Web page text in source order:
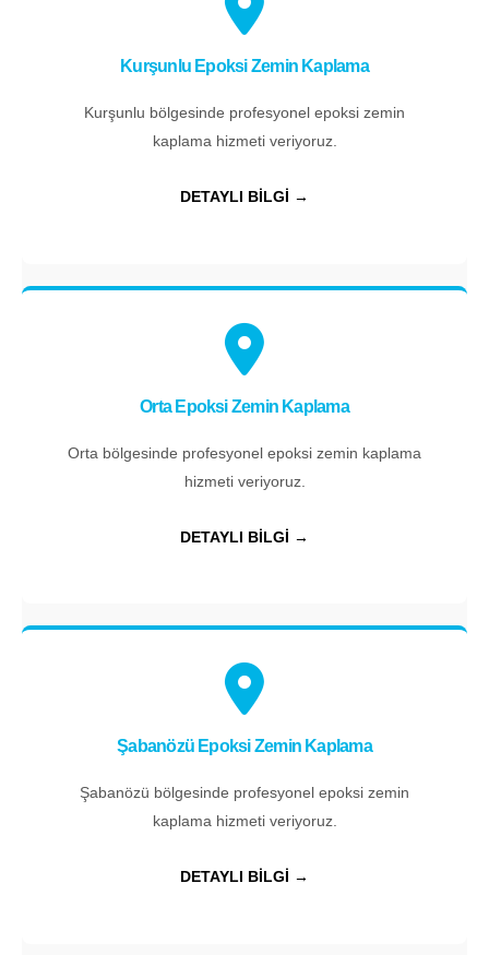
Kurşunlu Epoksi Zemin Kaplama
Kurşunlu bölgesinde profesyonel epoksi zemin
kaplama hizmeti veriyoruz.
DETAYLI BİLGİ →
Orta Epoksi Zemin Kaplama
Orta bölgesinde profesyonel epoksi zemin kaplama
hizmeti veriyoruz.
DETAYLI BİLGİ →
Şabanözü Epoksi Zemin Kaplama
Şabanözü bölgesinde profesyonel epoksi zemin
kaplama hizmeti veriyoruz.
DETAYLI BİLGİ →